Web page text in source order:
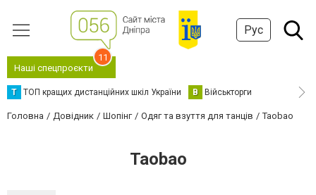
Рус
Наші спецпроєкти
11
Т ТОП кращих дистанційних шкіл України В Військторги
Головна Довідник Шопінг Одяг та взуття для танців Taobao
Taobao